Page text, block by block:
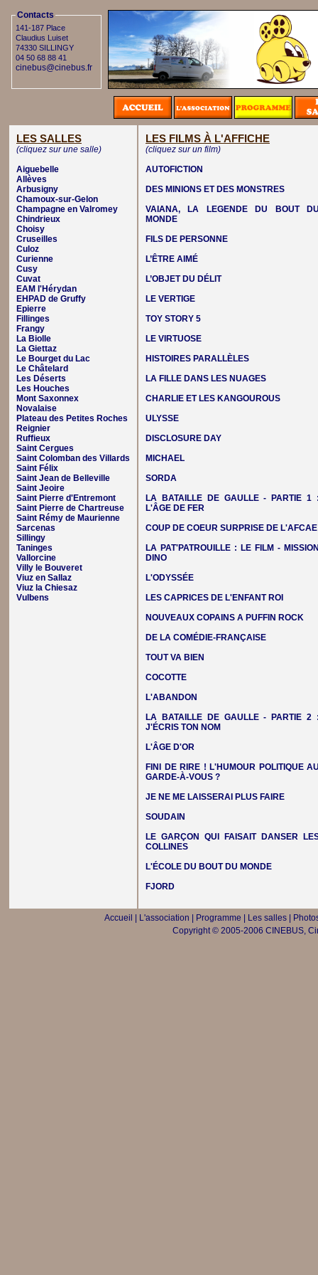
Contacts
141-187 Place
Claudius Luiset
74330 SILLINGY
04 50 68 88 41
cinebus@cinebus.fr
LES SALLES
(cliquez sur une salle)
Aiguebelle
Allèves
Arbusigny
Chamoux-sur-Gelon
Champagne en Valromey
Chindrieux
Choisy
Cruseilles
Culoz
Curienne
Cusy
Cuvat
EAM l'Hérydan
EHPAD de Gruffy
Epierre
Fillinges
Frangy
La Biolle
La Giettaz
Le Bourget du Lac
Le Châtelard
Les Déserts
Les Houches
Mont Saxonnex
Novalaise
Plateau des Petites Roches
Reignier
Ruffieux
Saint Cergues
Saint Colomban des Villards
Saint Félix
Saint Jean de Belleville
Saint Jeoire
Saint Pierre d'Entremont
Saint Pierre de Chartreuse
Saint Rémy de Maurienne
Sarcenas
Sillingy
Taninges
Vallorcine
Villy le Bouveret
Viuz en Sallaz
Viuz la Chiesaz
Vulbens
LES FILMS À L'AFFICHE
(cliquez sur un film)
AUTOFICTION
DES MINIONS ET DES MONSTRES
VAIANA, LA LEGENDE DU BOUT
MONDE
FILS DE PERSONNE
L’ÊTRE AIMÉ
L’OBJET DU DÉLIT
LE VERTIGE
TOY STORY 5
LE VIRTUOSE
HISTOIRES PARALLÈLES
LA FILLE DANS LES NUAGES
CHARLIE ET LES KANGOUROUS
ULYSSE
DISCLOSURE DAY
MICHAEL
SORDA
LA BATAILLE DE GAULLE - PARTIE 1
L'ÂGE DE FER
COUP DE COEUR SURPRISE DE L'AFCAE
LA PAT'PATROUILLE : LE FILM -
DINO
L'ODYSSÉE
LES CAPRICES DE L'ENFANT ROI
NOUVEAUX COPAINS A PUFFIN ROCK
DE LA COMÉDIE-FRANÇAISE
TOUT VA BIEN
COCOTTE
L'ABANDON
LA BATAILLE DE GAULLE - PARTIE 2
J'ÉCRIS TON NOM
L'ÂGE D'OR
FINI DE RIRE ! L'HUMOUR POLITIQUE
GARDE-À-VOUS ?
JE NE ME LAISSERAI PLUS FAIRE
SOUDAIN
LE GARÇON QUI FAISAIT DANSER
COLLINES
L'ÉCOLE DU BOUT DU MONDE
FJORD
Accueil L'association Programme Les salles|
Copyright © 2005-2006 CINEBUS,